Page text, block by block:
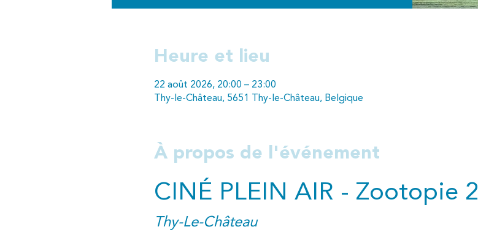
Heure et lieu
22 août 2026, 20:00 – 23:00
Thy-le-Château, 5651 Thy-le-Château, Belgique
À propos de l'événement
CINÉ PLEIN AIR - Zootopie 2
Thy-Le-Château